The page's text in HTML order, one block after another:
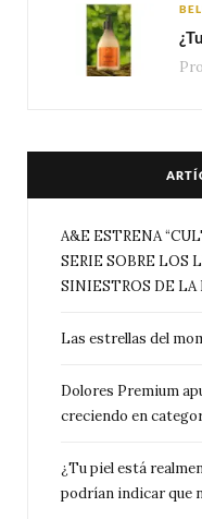
A&E ESTRENA
SERIE SOBRE LOS
SINIESTROS DE LA
Las estrellas del
Dolores Premium
creciendo en
¿Tu piel está
podrían indicar que